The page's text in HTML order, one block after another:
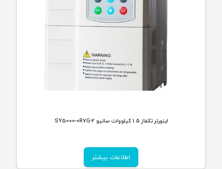
اینورتر تکفاز 1.5 کیلووات سانیو SY5000-0R7G-2
اطلاعات بیشتر